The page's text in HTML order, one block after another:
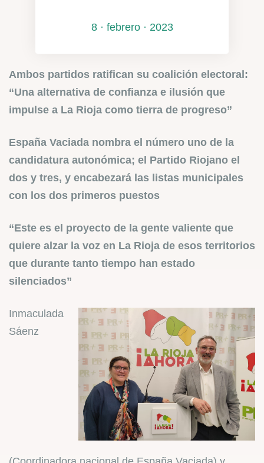
8 · febrero · 2023
Ambos partidos ratifican su coalición electoral:
“Una alternativa de confianza e ilusión que
impulse a La Rioja como tierra de progreso”
España Vaciada nombra el número uno de la
candidatura autonómica; el Partido Riojano el
dos y tres, y encabezará las listas municipales
con los dos primeros puestos
“Este es el proyecto de la gente valiente que
quiere alzar la voz en La Rioja de esos territorios
que durante tanto tiempo han estado
silenciados”
Inmaculada
Sáenz